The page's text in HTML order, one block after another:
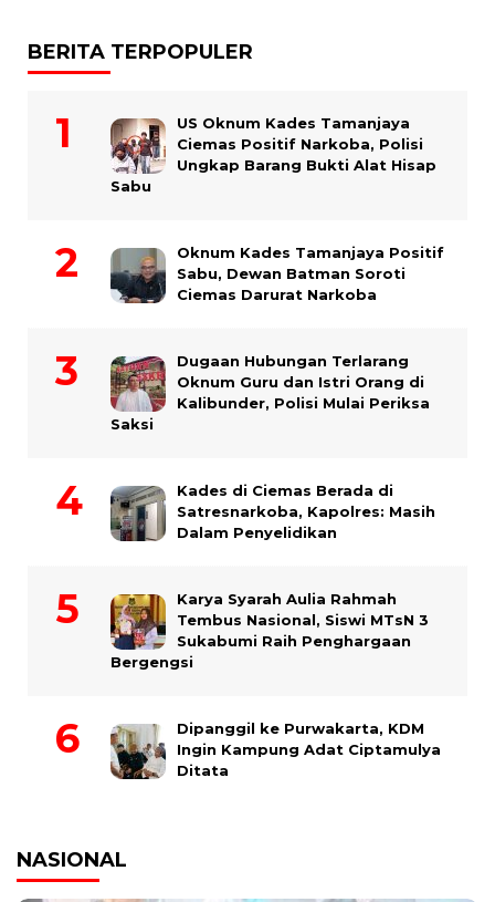
BERITA TERPOPULER
US Oknum Kades Tamanjaya
Ciemas Positif Narkoba, Polisi
Ungkap Barang Bukti Alat Hisap
Sabu
Oknum Kades Tamanjaya Positif
Sabu, Dewan Batman Soroti
Ciemas Darurat Narkoba
Dugaan Hubungan Terlarang
Oknum Guru dan Istri Orang di
Kalibunder, Polisi Mulai Periksa
Saksi
Kades di Ciemas Berada di
Satresnarkoba, Kapolres: Masih
Dalam Penyelidikan
Karya Syarah Aulia Rahmah
Tembus Nasional, Siswi MTsN 3
Sukabumi Raih Penghargaan
Bergengsi
Dipanggil ke Purwakarta, KDM
Ingin Kampung Adat Ciptamulya
Ditata
NASIONAL